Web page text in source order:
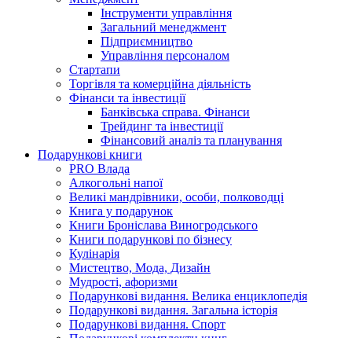
Інструменти управління
Загальний менеджмент
Підприємництво
Управління персоналом
Стартапи
Торгівля та комерційна діяльність
Фінанси та інвестиції
Банківська справа. Фінанси
Трейдинг та інвестиції
Фінансовий аналіз та планування
Подарункові книги
PRO Влада
Алкогольні напої
Великі мандрівники, особи, полководці
Книга у подарунок
Книги Броніслава Виногродського
Книги подарункові по бізнесу
Кулінарія
Мистецтво, Мода, Дизайн
Мудрості, афоризми
Подарункові видання. Велика енциклопедія
Подарункові видання. Загальна історія
Подарункові видання. Спорт